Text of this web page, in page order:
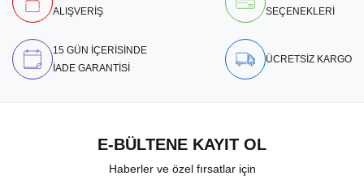
ALIŞVERİŞ
SEÇENEKLERİ
15 GÜN İÇERİSİNDE
İADE GARANTİSİ
ÜCRETSİZ KARGO
E-BÜLTENE KAYIT OL
Haberler ve özel fırsatlar için